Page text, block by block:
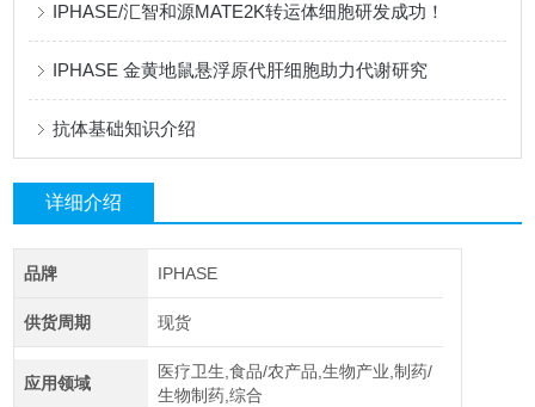
IPHASE/汇智和源MATE2K转运体细胞研发成功！
IPHASE 金黄地鼠悬浮原代肝细胞助力代谢研究
抗体基础知识介绍
详细介绍
品牌 IPHASE
供货周期 现货
应用领域
医疗卫生,食品/农产品,生物产业,制药/
生物制药,综合